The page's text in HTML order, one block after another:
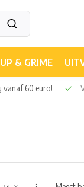
& GRIME
vanaf 60 euro!